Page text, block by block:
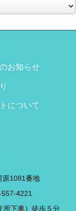
お知らせ
について
1081番地
4221
下車）徒歩５分